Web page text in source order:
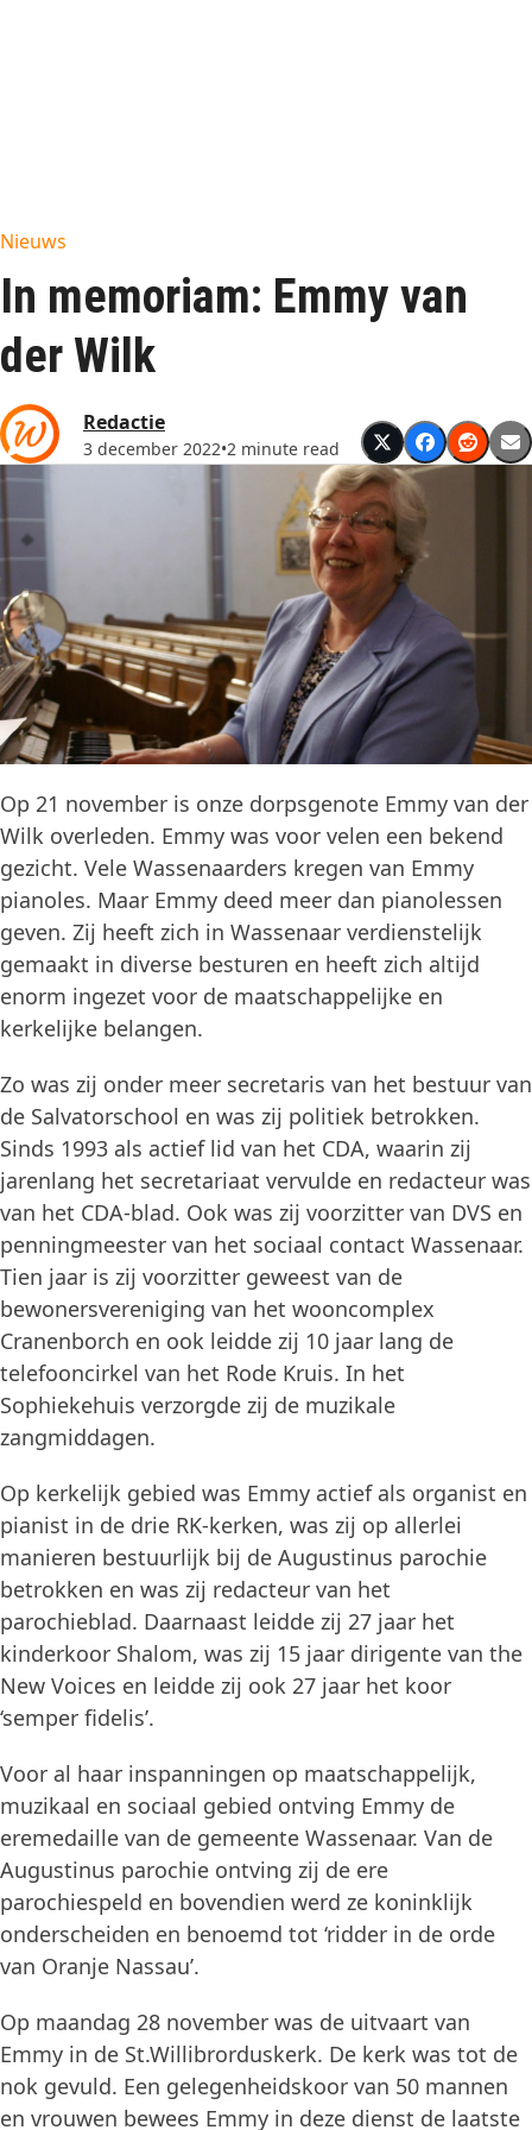
Nieuws
In memoriam: Emmy van
der Wilk
Redactie
3 december 2022•2 minute read
Op 21 november is onze dorpsgenote Emmy van der
Wilk overleden. Emmy was voor velen een bekend
gezicht. Vele Wassenaarders kregen van Emmy
pianoles. Maar Emmy deed meer dan pianolessen
geven. Zij heeft zich in Wassenaar verdienstelijk
gemaakt in diverse besturen en heeft zich altijd
enorm ingezet voor de maatschappelijke en
kerkelijke belangen.
Zo was zij onder meer secretaris van het bestuur van
de Salvatorschool en was zij politiek betrokken.
Sinds 1993 als actief lid van het CDA, waarin zij
jarenlang het secretariaat vervulde en redacteur was
van het CDA-blad. Ook was zij voorzitter van DVS en
penningmeester van het sociaal contact Wassenaar.
Tien jaar is zij voorzitter geweest van de
bewonersvereniging van het wooncomplex
Cranenborch en ook leidde zij 10 jaar lang de
telefooncirkel van het Rode Kruis. In het
Sophiekehuis verzorgde zij de muzikale
zangmiddagen.
Op kerkelijk gebied was Emmy actief als organist en
pianist in de drie RK-kerken, was zij op allerlei
manieren bestuurlijk bij de Augustinus parochie
betrokken en was zij redacteur van het
parochieblad. Daarnaast leidde zij 27 jaar het
kinderkoor Shalom, was zij 15 jaar dirigente van the
New Voices en leidde zij ook 27 jaar het koor
‘semper fidelis’.
Voor al haar inspanningen op maatschappelijk,
muzikaal en sociaal gebied ontving Emmy de
eremedaille van de gemeente Wassenaar. Van de
Augustinus parochie ontving zij de ere
parochiespeld en bovendien werd ze koninklijk
onderscheiden en benoemd tot ‘ridder in de orde
van Oranje Nassau’.
Op maandag 28 november was de uitvaart van
Emmy in de St.Willibrorduskerk. De kerk was tot de
nok gevuld. Een gelegenheidskoor van 50 mannen
en vrouwen bewees Emmy in deze dienst de laatste